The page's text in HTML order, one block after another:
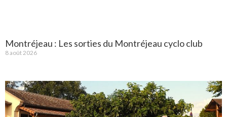
Montréjeau : Les sorties du Montréjeau cyclo club
8 août 2026